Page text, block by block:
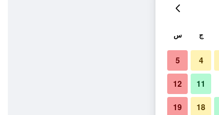
ج س
4
5
11
12
18
19